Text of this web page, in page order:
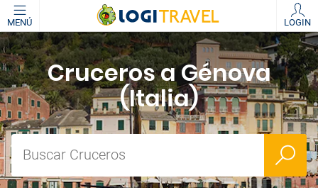
MENÚ LOGIN
Cruceros a Génova
(Italia)
Buscar Cruceros